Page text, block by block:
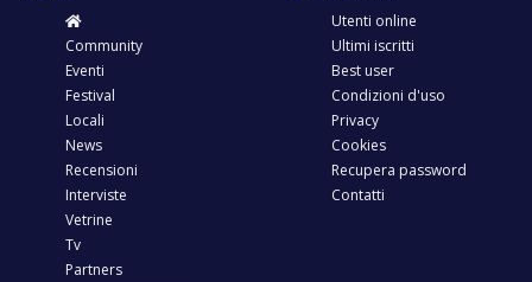
Community
Eventi
Festival
Locali
News
Recensioni
Interviste
Vetrine
Tv
Partners
Utenti online
Ultimi iscritti
Best user
Condizioni d'uso
Privacy
Cookies
Recupera password
Contatti